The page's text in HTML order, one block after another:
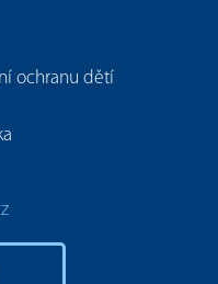
ochranu dětí